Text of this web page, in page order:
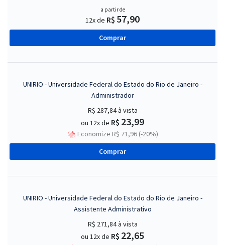
a partir de
12x de R$ 57,90
Comprar
UNIRIO - Universidade Federal do Estado do Rio de Janeiro -
Administrador
R$ 287,84à vista
ou 12x de R$ 23,99
Economize R$ 71,96 (-20%)
Comprar
UNIRIO - Universidade Federal do Estado do Rio de Janeiro -
Assistente Administrativo
R$ 271,84à vista
ou 12x de R$ 22,65